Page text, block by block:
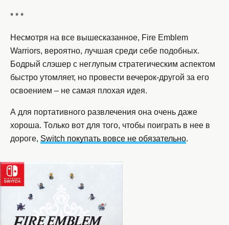
* * *
Несмотря на все вышесказанное, Fire Emblem
Warriors, вероятно, лучшая среди себе подобных.
Бодрый слэшер с неглупым стратегическим аспектом
быстро утомляет, но провести вечерок-другой за его
освоением – не самая плохая идея.
А для портативного развлечения она очень даже
хороша. Только вот для того, чтобы поиграть в нее в
дороге, Switch покупать вовсе не обязательно.